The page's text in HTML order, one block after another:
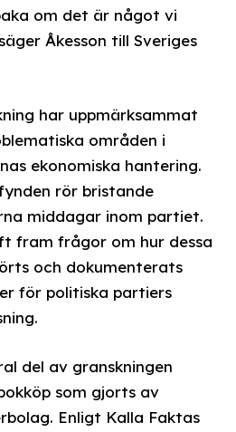
om det är något vi
Åkesson till Sveriges
har uppmärksammat
områden i
ekonomiska hantering.
rör bristande
middagar inom partiet.
fram frågor om hur dessa
och dokumenterats
för politiska partiers
del av granskningen
som gjorts av
Enligt Kalla Faktas